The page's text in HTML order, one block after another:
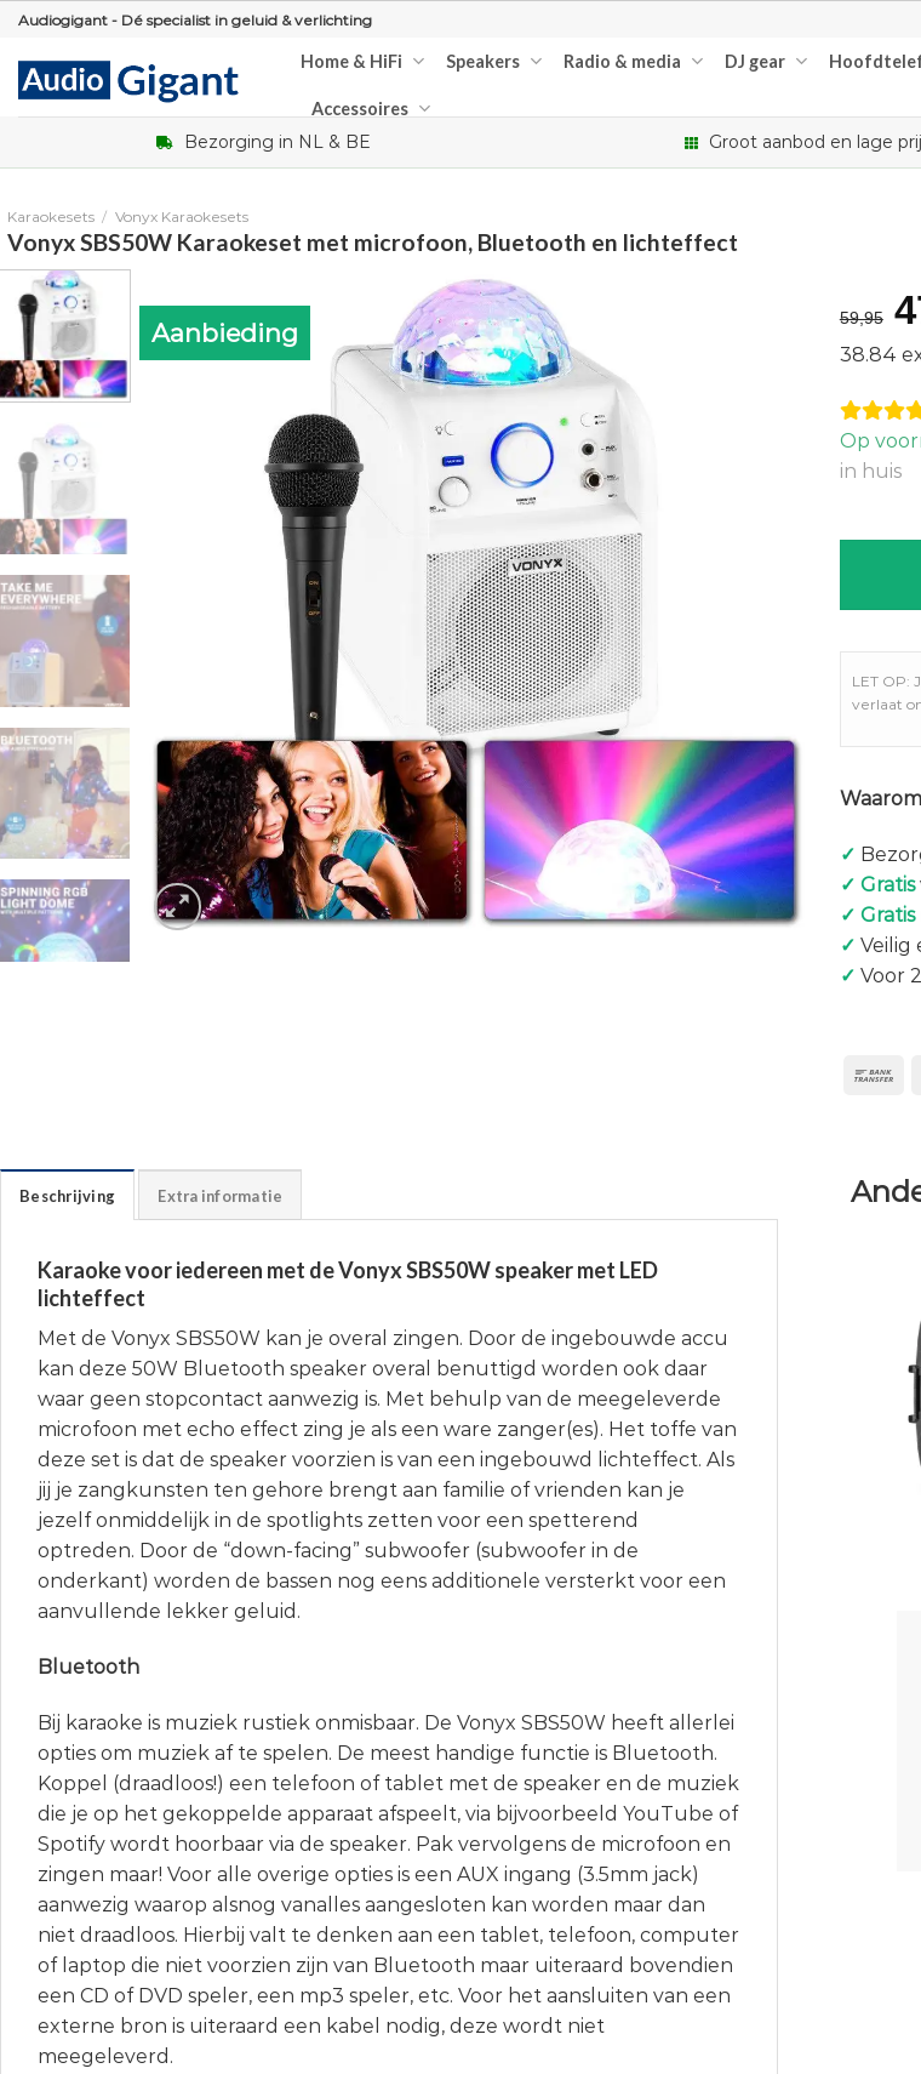
Skip
content
Audiogigant - Dé specialist in geluid & verlichting
Home & HiFi Speakers Radio & media DJ gear
Accessoires
Bezorging in NL & BE Groot aanbod en lage
Karaokesets / Vonyx Karaokesets
Vonyx SBS50W Karaokeset met microfoon, Bluetooth en lichteffect
Aanbieding 59,95
38.84
Op
in huis
LET OP:
verlaat
✓
✓ Gratis
✓ Gratis
✓ Veilig
✓ Voor
Beschrijving Extra informatie
Karaoke voor iedereen met de Vonyx SBS50W speaker met LED
lichteffect
Met de Vonyx SBS50W kan je overal zingen. Door de ingebouwde accu
kan deze 50W Bluetooth speaker overal benuttigd worden ook daar
waar geen stopcontact aanwezig is. Met behulp van de meegeleverde
microfoon met echo effect zing je als een ware zanger(es). Het toffe van
deze set is dat de speaker voorzien is van een ingebouwd lichteffect. Als
jij je zangkunsten ten gehore brengt aan familie of vrienden kan je
jezelf onmiddelijk in de spotlights zetten voor een spetterend
optreden. Door de “down-facing” subwoofer (subwoofer in de
onderkant) worden de bassen nog eens additionele versterkt voor een
aanvullende lekker geluid.
Bluetooth
Bij karaoke is muziek rustiek onmisbaar. De Vonyx SBS50W heeft allerlei
opties om muziek af te spelen. De meest handige functie is Bluetooth.
Koppel (draadloos!) een telefoon of tablet met de speaker en de muziek
die je op het gekoppelde apparaat afspeelt, via bijvoorbeeld YouTube of
Spotify wordt hoorbaar via de speaker. Pak vervolgens de microfoon en
zingen maar! Voor alle overige opties is een AUX ingang (3.5mm jack)
aanwezig waarop alsnog vanalles aangesloten kan worden maar dan
niet draadloos. Hierbij valt te denken aan een tablet, telefoon, computer
of laptop die niet voorzien zijn van Bluetooth maar uiteraard bovendien
een CD of DVD speler, een mp3 speler, etc. Voor het aansluiten van een
externe bron is uiteraard een kabel nodig, deze wordt niet
meegeleverd.